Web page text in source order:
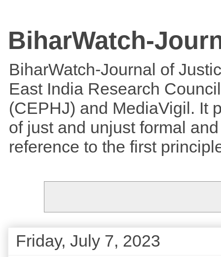
BiharWatch-
BiharWatch-Journal of
East India Research
(CEPHJ) and MediaVigil. It
of just and unjust formal
reference to the first
Friday, July 7, 2023